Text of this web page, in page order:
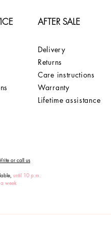
AFTER SALE
Delivery
Returns
Care instructions
Warranty
Lifetime assistance
or call us
until 10 p.m.
week